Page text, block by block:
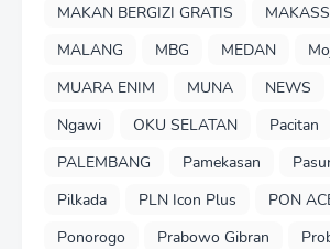
MAKAN BERGIZI GRATIS
MALANG
MBG MEDAN
MUARA ENIM
MUNA NEWS
Ngawi
OKU SELATAN
Pacitan
PALEMBANG
Pamekasan
Pilkada
PLN Icon Plus
PON
Ponorogo
Prabowo Gibran